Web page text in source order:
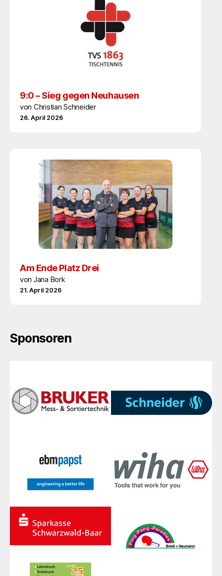
9:0 – Sieg gegen Neuhausen
von Christian Schneider
26. April 2026
Am Ende Platz Drei
von Jana Bork
21. April 2026
Sponsoren